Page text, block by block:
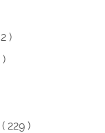
)
)
( 229 )